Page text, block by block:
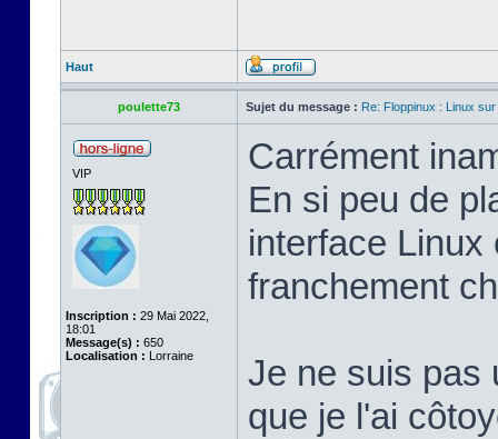
Haut
poulette73 Sujet du message : Re: Floppinux : Linux
VIP
Inscription : 29 Mai 2022,
18:01
Message(s) : 650
Localisation : Lorraine
Carrément
En si peu de
interface Linux
franchement
Je ne suis pas
que je l'ai